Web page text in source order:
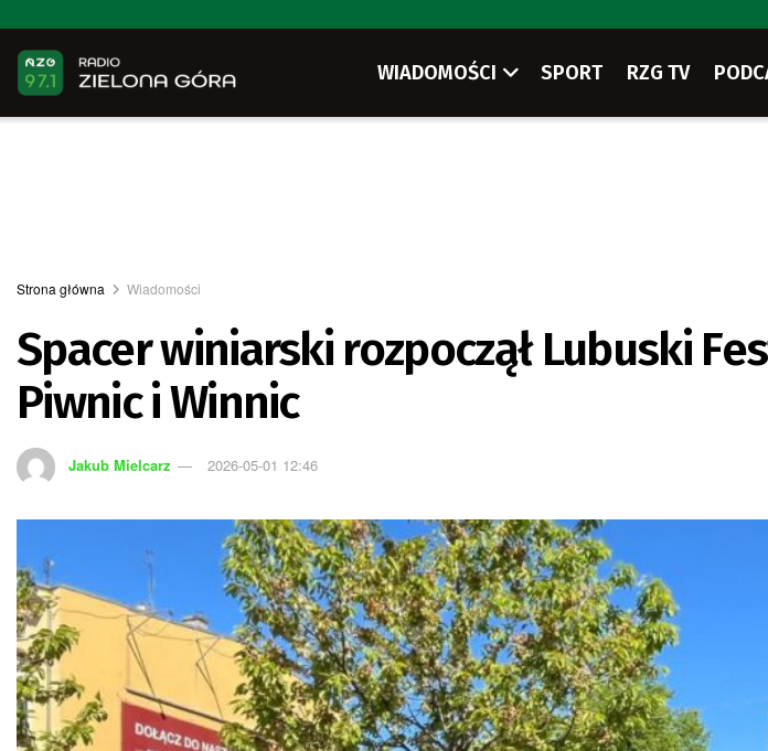
WIADOMOŚCI SPORT RZG TV
Strona główna Wiadomości
Spacer winiarski rozpoczął Lubuski
Piwnic i Winnic
Jakub Mielcarz 2026-05-01 12:46